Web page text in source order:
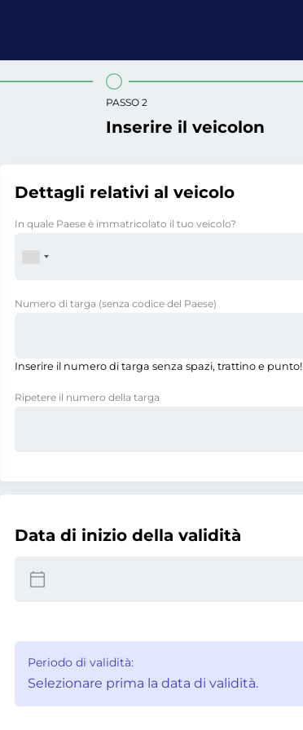
PASSO 2
Inserire il veicolon
Dettagli relativi al veicolo
In quale Paese è immatricolato il tuo veicolo?
Numero di targa (senza codice del Paese)
Inserire il numero di targa senza spazi, trattino e punto!
Ripetere il numero della targa
Data di inizio della validità
Periodo di validità:
Selezionare prima la data di validità.